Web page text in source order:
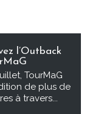
l’Outback
TourMaG
de plus de
à travers...